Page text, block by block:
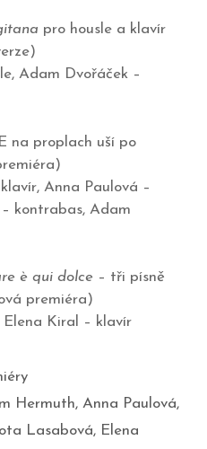
pro housle a klavír
Adam Dvořáček –
na proplach uší po
Anna Paulová –
kontrabas, Adam
è qui dolce – tři písně
premiéra)
Elena Kiral – klavír
Hermuth,Anna Paulová,
Lasabová, Elena